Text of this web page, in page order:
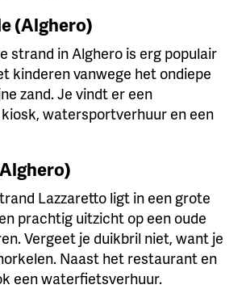
(Alghero)
strand in Alghero is erg populair
kinderen vanwege het ondiepe
zand. Je vindt er een
watersportverhuur en een
Lazzaretto ligt in een grote
prachtig uitzicht op een oude
Vergeet je duikbril niet, want je
Naast het restaurant en
een waterfietsverhuur.